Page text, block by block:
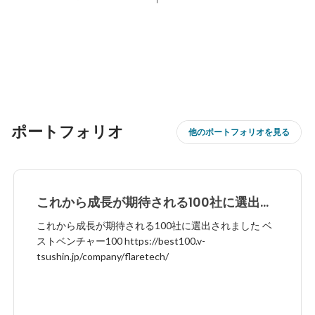
ポートフォリオ 他のポートフォリオを見る
これから成長が期待される100社に選出さ
れました
これから成長が期待される100社に選出されました ベ
ストベンチャー100 https://best100.v-
tsushin.jp/company/flaretech/